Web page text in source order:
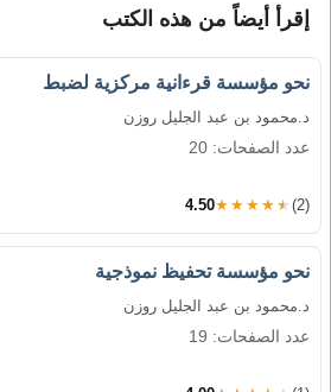
إقرأ أيضاً من هذه الكتب
نحو مؤسسة قرءانية مركزية لضبط
د.محمود بن عبد الجليل روزن
عدد الصفحات: 20
4.50★★★★★ (2)
نحو مؤسسة تحفيظ نموذجية
د.محمود بن عبد الجليل روزن
عدد الصفحات: 19